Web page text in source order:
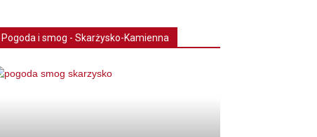
Pogoda i smog - Skarżysko-Kamienna